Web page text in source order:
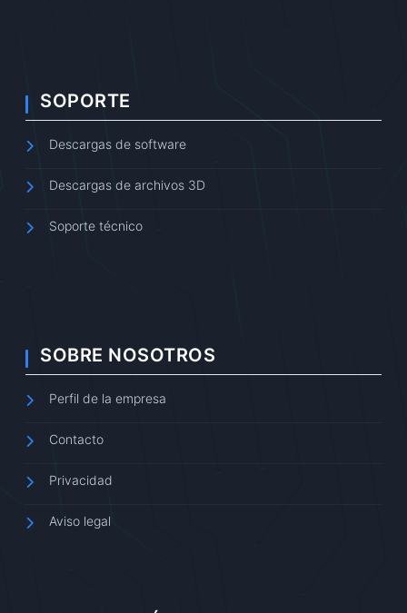
SOPORTE
Descargas de software
Descargas de archivos 3D
Soporte técnico
SOBRE NOSOTROS
Perfil de la empresa
Contacto
Privacidad
Aviso legal